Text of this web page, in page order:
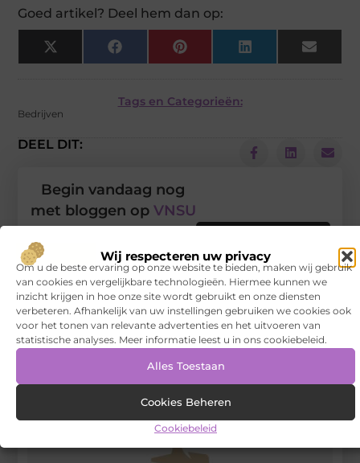
Wij respecteren uw privacy
Om u de beste ervaring op onze website te bieden, maken wij gebruik
van cookies en vergelijkbare technologieën. Hiermee kunnen we
inzicht krijgen in hoe onze site wordt gebruikt en onze diensten
verbeteren. Afhankelijk van uw instellingen gebruiken we cookies ook
voor het tonen van relevante advertenties en het uitvoeren van
statistische analyses. Meer informatie leest u in ons cookiebeleid.
Alles Toestaan
Cookies Beheren
Cookiebeleid
Goed artikel? Deel hem dan op:
X
(Twitter)
Facebook Pinterest LinkedIn Email
Tags en Categorieën:
Bedrijven
DEEL DIT:
Begin vandaag nog
met bloggen op VNSU
Registreer hier